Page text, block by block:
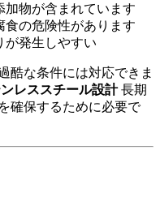
加物が含まれています
食の危険性があります
が発生しやすい
酷な条件には対応できま
レススチール設計長期
確保するために必要で